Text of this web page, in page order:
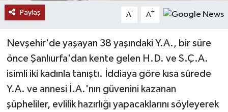
Paylaş A- A+
Nevşehir'de yaşayan 38 yaşındaki Y.A., bir süre
önce Şanlıurfa'dan kente gelen H.D. ve S.Ç.A.
isimli iki kadınla tanıştı. İddiaya göre kısa sürede
Y.A. ve annesi İ.A.'nın güvenini kazanan
şüpheliler, evlilik hazırlığı yapacaklarını söyleyerek